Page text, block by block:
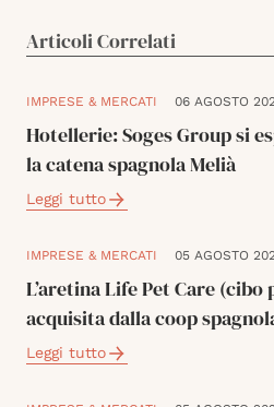
Articoli Correlati
IMPRESE & MERCATI 06 AGOSTO
Hotellerie: Soges Group si
la catena spagnola Melià
Leggi tutto
IMPRESE & MERCATI 05 AGOSTO
L’aretina Life Pet Care
acquisita dalla coop
Leggi tutto